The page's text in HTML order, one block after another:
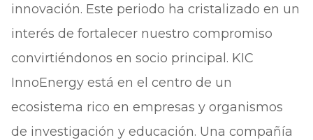
innovación. Este periodo ha cristalizado en un
interés de fortalecer nuestro compromiso
convirtiéndonos en socio principal. KIC
InnoEnergy está en el centro de un
ecosistema rico en empresas y organismos
de investigación y educación. Una compañía